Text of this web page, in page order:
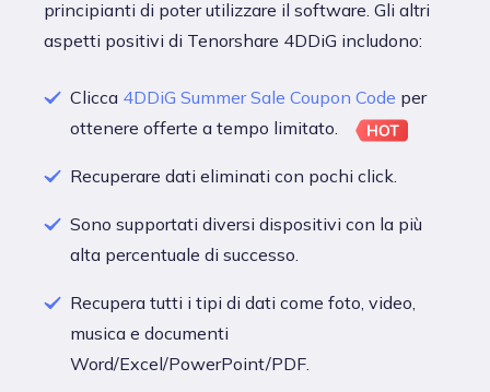
principianti di poter utilizzare il software. Gli altri
aspetti positivi di Tenorshare 4DDiG includono:
Clicca 4DDiG Summer Sale Coupon Code per
ottenere offerte a tempo limitato.
Recuperare dati eliminati con pochi click.
Sono supportati diversi dispositivi con la più
alta percentuale di successo.
Recupera tutti i tipi di dati come foto, video,
musica e documenti
Word/Excel/PowerPoint/PDF.